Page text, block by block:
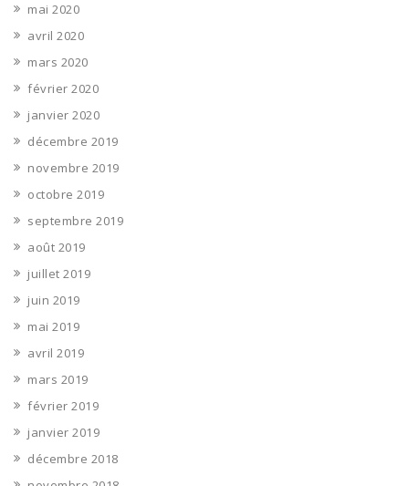
mai 2020
avril 2020
mars 2020
février 2020
janvier 2020
décembre 2019
novembre 2019
octobre 2019
septembre 2019
août 2019
juillet 2019
juin 2019
mai 2019
avril 2019
mars 2019
février 2019
janvier 2019
décembre 2018